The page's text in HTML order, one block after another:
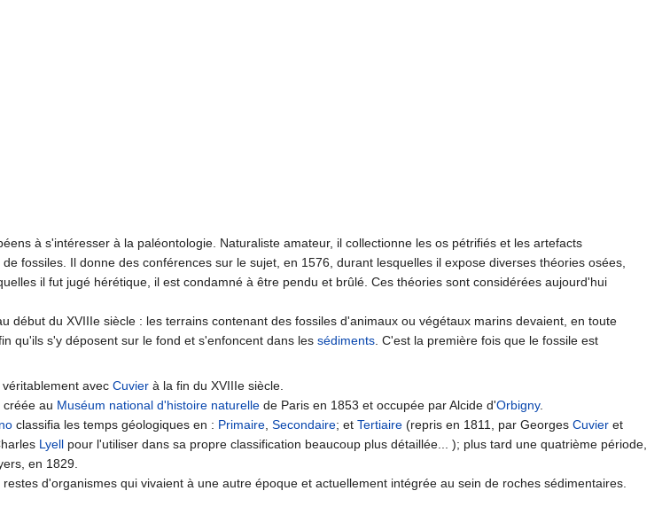
à s'intéresser à la paléontologie. Naturaliste amateur, il collectionne les os pétrifiés et les artefacts
fossiles. Il donne des conférences sur le sujet, en 1576, durant lesquelles il expose diverses théories osées,
il fut jugé hérétique, il est condamné à être pendu et brûlé. Ces théories sont considérées aujourd'hui
début du XVIIIe siècle : les terrains contenant des fossiles d'animaux ou végétaux marins devaient, en toute
qu'ils s'y déposent sur le fond et s'enfoncent dans les sédiments . C'est la première fois que le fossile est
avec Cuvier à la fin du XVIIIe siècle.
au Muséum national d'histoire naturelle de Paris en 1853 et occupée par Alcide d'Orbigny.
classifia les temps géologiques en : Primaire Secondaire; et Tertiaire (repris en 1811, par Georges Cuvier et
Lyell pour l'utiliser dans sa propre classification beaucoup plus détaillée... ); plus tard une quatrième période,
en 1829.
d'organismes qui vivaient à une autre époque et actuellement intégrée au sein de roches sédimentaires.